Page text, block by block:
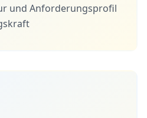
und Anforderungsprofil